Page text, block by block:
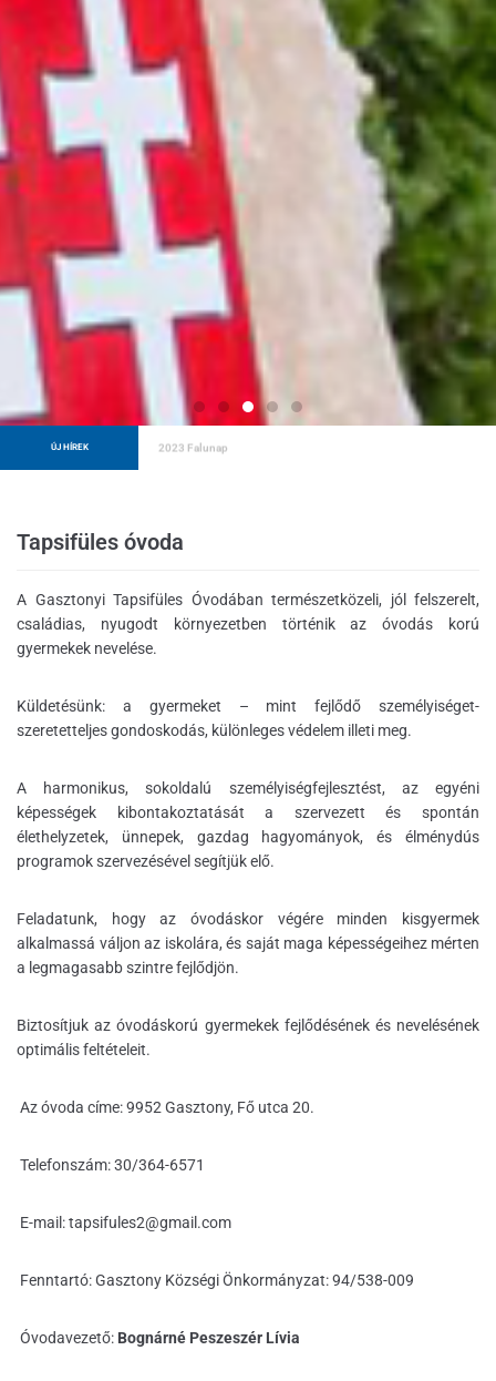
ÚJ HÍREK Pályázat kommunális dolgozó munkakörre
Tapsifüles óvoda
A Gasztonyi Tapsifüles Óvodában természetközeli, jól felszerelt,
családias, nyugodt környezetben történik az óvodás korú
gyermekek nevelése.
Küldetésünk: a gyermeket – mint fejlődő személyiséget-
szeretetteljes gondoskodás, különleges védelem illeti meg.
A harmonikus, sokoldalú személyiségfejlesztést, az egyéni
képességek kibontakoztatását a szervezett és spontán
élethelyzetek, ünnepek, gazdag hagyományok, és élménydús
programok szervezésével segítjük elő.
Feladatunk, hogy az óvodáskor végére minden kisgyermek
alkalmassá váljon az iskolára, és saját maga képességeihez mérten
a legmagasabb szintre fejlődjön.
Biztosítjuk az óvodáskorú gyermekek fejlődésének és nevelésének
optimális feltételeit.
Az óvoda címe: 9952 Gasztony, Fő utca 20.
Telefonszám: 30/364-6571
E-mail: tapsifules2@gmail.com
Fenntartó: Gasztony Községi Önkormányzat: 94/538-009
Óvodavezető: Bognárné Peszeszér Lívia